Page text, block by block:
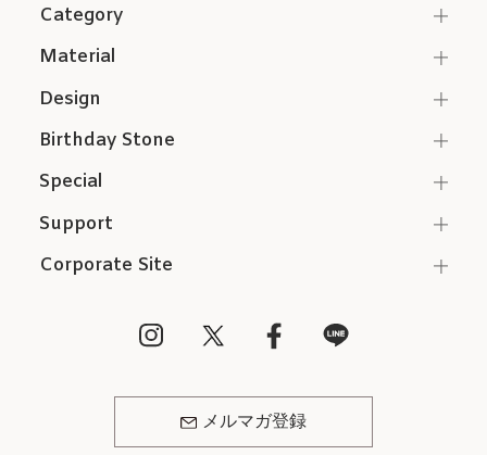
Category
Support
Corporate Site
メルマガ登録
Material
Design
Birthday Stone
Special